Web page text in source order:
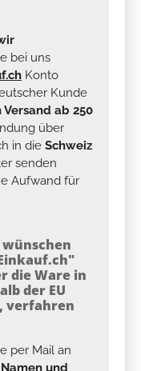
bei uns
Konto
Kunde
ab 250
über
in die Schweiz
senden
Aufwand für
wünschen
die Ware in
der EU
verfahren
per Mail an
und